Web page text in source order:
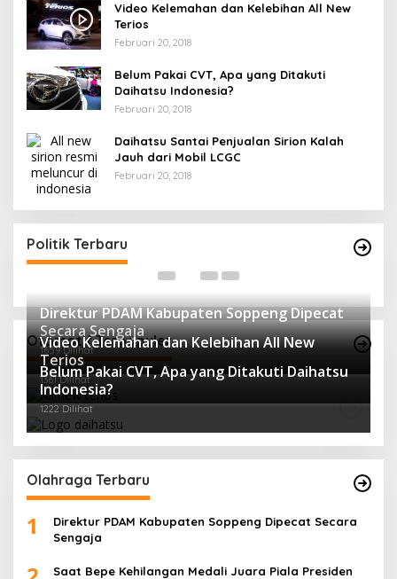
Video Kelemahan dan Kelebihan All New
Terios
Februari 20, 2018
Belum Pakai CVT, Apa yang Ditakuti
Daihatsu Indonesia?
Februari 20, 2018
Daihatsu Santai Penjualan Sirion Kalah
Jauh dari Mobil LCGC
Februari 20, 2018
Politik Terbaru
masyarakat di warkop madaha tajjuncu
Di Politik | Agustus 2, 2024
Otomotif Terpopuler
Direktur PDAM Kabupaten Soppeng Dipecat
Secara Sengaja
1659 Dilihat
Video Kelemahan dan Kelebihan All New
Terios
1361 Dilihat
Belum Pakai CVT, Apa yang Ditakuti Daihatsu
Indonesia?
1222 Dilihat
Olahraga Terbaru
1
Direktur PDAM Kabupaten Soppeng Dipecat Secara
Sengaja
Saat Bepe Kehilangan Medali Juara Piala Presiden